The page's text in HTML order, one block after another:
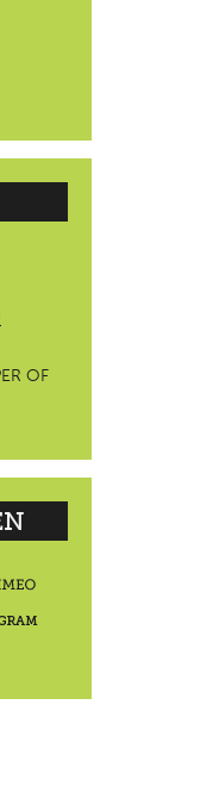
OF